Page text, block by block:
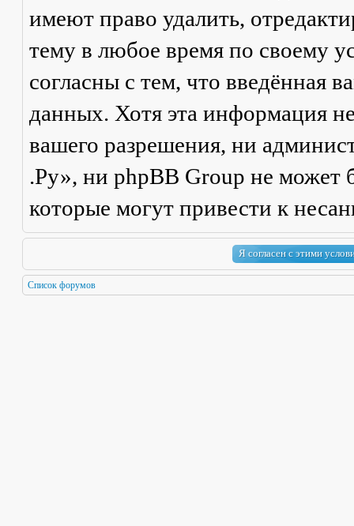
имеют право удалить,
тему в любое время по своему
согласны с тем, что введённая
данных. Хотя эта информация
вашего разрешения, ни
.Ру», ни phpBB Group не может
которые могут привести к
Список форумов